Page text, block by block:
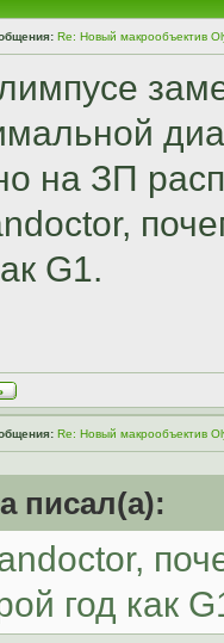
Re: Новый макрообъектив
на ЗП
G1.
Re: Новый макрообъектив
писал(а):
год как